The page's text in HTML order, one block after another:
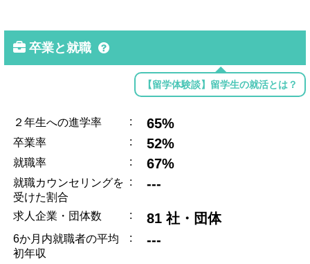
卒業と就職
【留学体験談】留学生の就活とは？
２年生への進学率 : 65%
卒業率 : 52%
就職率 : 67%
就職カウンセリングを
受けた割合
: ---
求人企業・団体数 : 81 社・団体
6か月内就職者の平均
初年収
: ---